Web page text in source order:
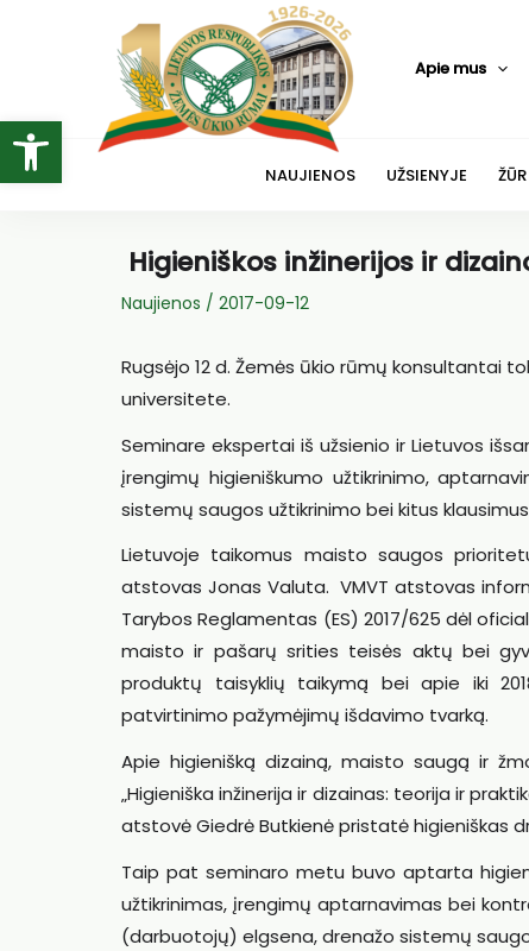
Open toolbar
Apie mus
NAUJIENOS UŽSIENYJE
Higieniškos inžinerijos ir
Naujienos / 2017-09-12
Rugsėjo 12 d. Žemės ūkio rūmų konsultantai
universitete.
Seminare ekspertai iš užsienio ir Lietuvos
įrengimų higieniškumo užtikrinimo,
sistemų saugos užtikrinimo bei kitus
Lietuvoje taikomus maisto saugos
atstovas Jonas Valuta. VMVT atstovas
Tarybos Reglamentas (ES) 2017/625 dėl
maisto ir pašarų srities teisės aktų bei
produktų taisyklių taikymą bei apie iki
patvirtinimo pažymėjimų išdavimo tvarką.
Apie higienišką dizainą, maisto saugą ir
„Higieniška inžinerija ir dizainas: teorija ir
atstovė Giedrė Butkienė pristatė higieniškas
Taip pat seminaro metu buvo aptarta
užtikrinimas, įrengimų aptarnavimas bei
(darbuotojų) elgsena, drenažo sistemų